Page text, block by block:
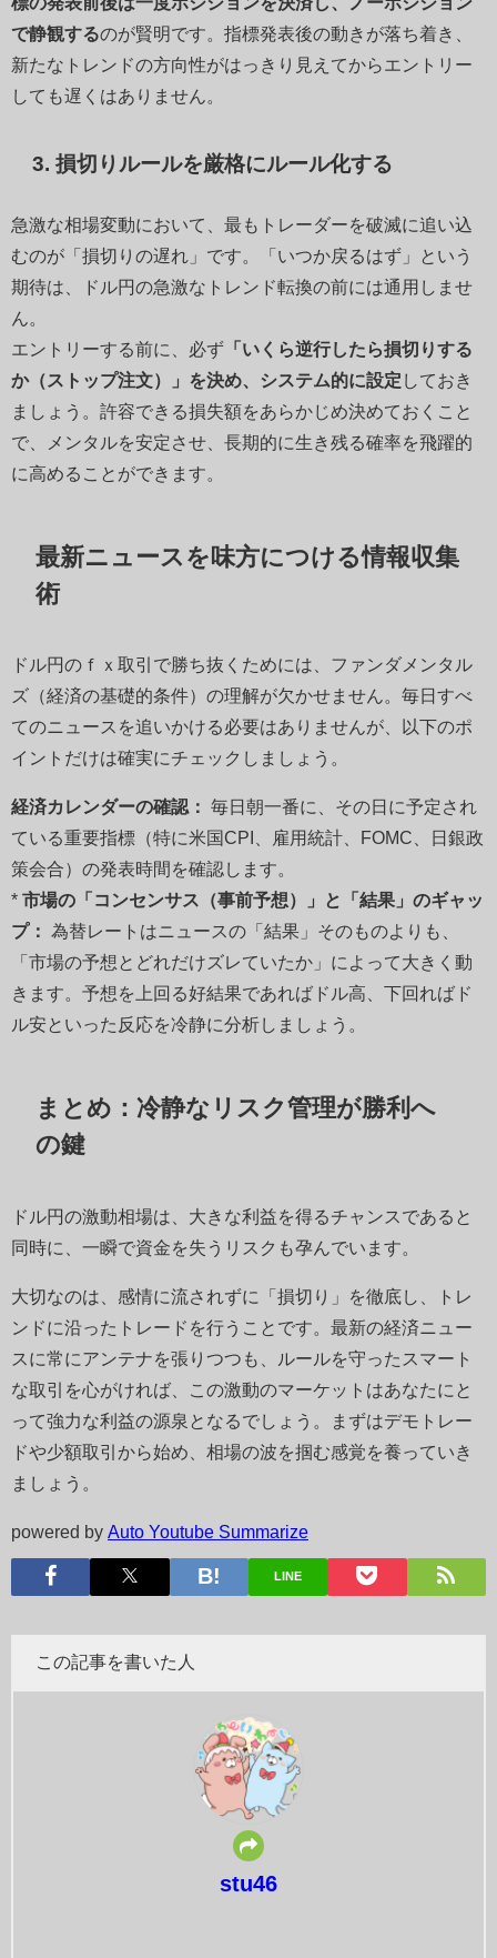
で静観するのが賢明です。指標発表後の動きが落ち着き、
新たなトレンドの方向性がはっきり見えてからエントリー
しても遅くはありません。
3. 損切りルールを厳格にルール化する
急激な相場変動において、最もトレーダーを破滅に追い込
むのが「損切りの遅れ」です。「いつか戻るはず」という
期待は、ドル円の急激なトレンド転換の前には通用しませ
ん。
エントリーする前に、必ず 「いくら逆行したら損切りする
か（ストップ注文）」を決め、システム的に設定 しておき
ましょう。許容できる損失額をあらかじめ決めておくこと
で、メンタルを安定させ、長期的に生き残る確率を飛躍的
に高めることができます。
最新ニュースを味方につける情報収集
術
ドル円のｆｘ取引で勝ち抜くためには、ファンダメンタル
ズ（経済の基礎的条件）の理解が欠かせません。毎日すべ
てのニュースを追いかける必要はありませんが、以下のポ
イントだけは確実にチェックしましょう。
経済カレンダーの確認：
毎日朝一番に、その日に予定され
ている重要指標（特に米国CPI、雇用統計、FOMC、日銀政
策会合）の発表時間を確認します。
* 市場の「コンセンサス（事前予想）」と「結果」のギャッ
プ：
為替レートはニュースの「結果」そのものよりも、
「市場の予想とどれだけズレていたか」によって大きく動
きます。予想を上回る好結果であればドル高、下回ればド
ル安といった反応を冷静に分析しましょう。
まとめ：冷静なリスク管理が勝利へ
の鍵
ドル円の激動相場は、大きな利益を得るチャンスであると
同時に、一瞬で資金を失うリスクも孕んでいます。
大切なのは、感情に流されずに「損切り」を徹底し、トレ
ンドに沿ったトレードを行うことです。最新の経済ニュー
スに常にアンテナを張りつつも、ルールを守ったスマート
な取引を心がければ、この激動のマーケットはあなたにと
って強力な利益の源泉となるでしょう。まずはデモトレー
ドや少額取引から始め、相場の波を掴む感覚を養っていき
ましょう。
powered by Auto Youtube Summarize
LINE
この記事を書いた人
stu46